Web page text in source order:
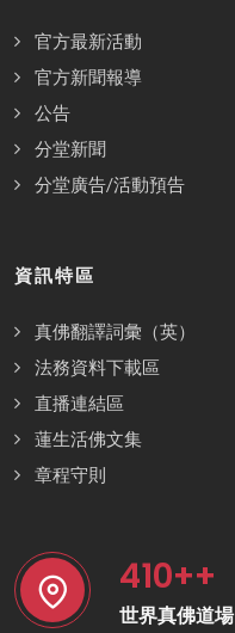
官方最新活動
官方新聞報導
公告
分堂新聞
分堂廣告/活動預告
資訊特區
真佛翻譯詞彙（英）
法務資料下載區
直播連結區
蓮生活佛文集
章程守則
410++
世界真佛道場